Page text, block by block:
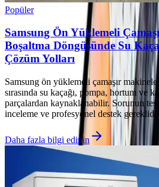
Popüler
Samsung Ön Yüklemeli
Boşaltma Döngüsünde Su
Çözüm Yolları
Samsung ön yüklemeli çamaşır
sırasında su kaçağı, pompa, hortum ve
parçalardan kaynaklanabilir. Sorunun
inceleme ve profesyonel destek
Daha fazla bilgi edinin